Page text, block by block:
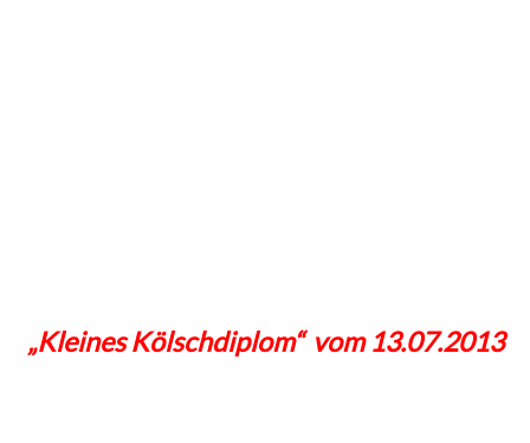
„Kleines Kölschdiplom“ vom 13.07.2013